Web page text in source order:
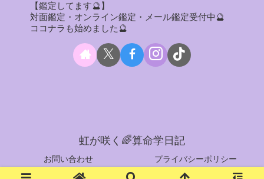
【鑑定してます🔮】
対面鑑定・オンライン鑑定・メール鑑定受付中🔮
ココナラも始めました🔮
虹が咲く🌈算命学日記
お問い合わせ プライバシーポリシー